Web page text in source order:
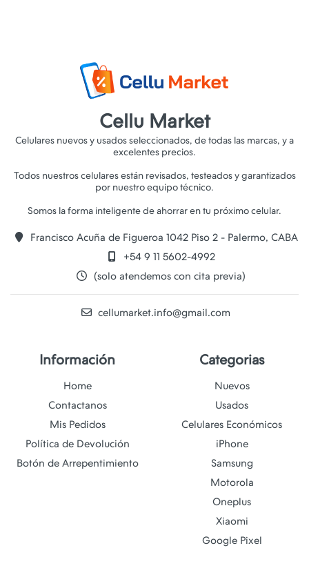
Cellu Market
Celulares nuevos y usados seleccionados, de todas las marcas, y a
excelentes precios.
Todos nuestros celulares están revisados, testeados y garantizados
por nuestro equipo técnico.
Francisco Acuña de Figueroa 1042 Piso 2 - Palermo, CABA
+54 9 11 5602-4992
(solo atendemos con cita previa)
cellumarket.info@gmail.com
Información
Home
Contactanos
Mis Pedidos
Política de Devolución
Botón de Arrepentimiento
Categorias
Nuevos
Usados
Celulares Económicos
iPhone
Samsung
Motorola
Oneplus
Xiaomi
Google Pixel